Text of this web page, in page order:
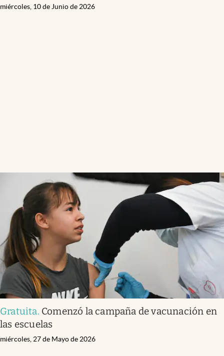
miércoles, 10 de Junio de 2026
Gratuita. Comenzó la campaña de vacunación en
las escuelas
miércoles, 27 de Mayo de 2026